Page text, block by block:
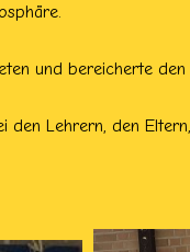
und bereicherte
den Lehrern, den